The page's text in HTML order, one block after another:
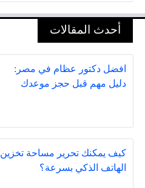
أحدث المقالات
افضل دكتور عظام في مصر:
دليل مهم قبل حجز موعدك
كيف يمكنك تحرير مساحة تخزين
الهاتف الذكي بسرعة؟